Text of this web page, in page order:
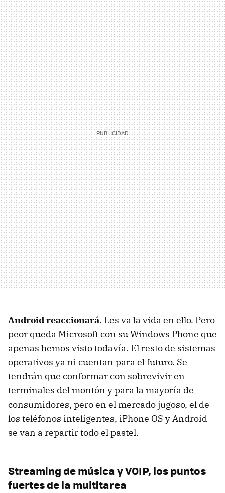
Android reaccionará. Les va la vida en ello. Pero
peor queda Microsoft con su Windows Phone que
apenas hemos visto todavía. El resto de sistemas
operativos ya ni cuentan para el futuro. Se
tendrán que conformar con sobrevivir en
terminales del montón y para la mayoría de
consumidores, pero en el mercado jugoso, el de
los teléfonos inteligentes, iPhone OS y Android
se van a repartir todo el pastel.
Streaming de música yVOIP, los puntos
fuertes de la multitarea